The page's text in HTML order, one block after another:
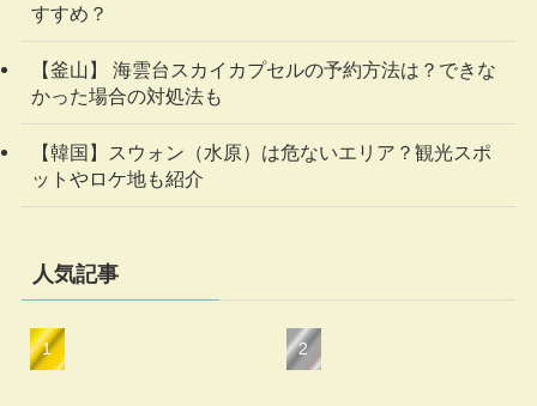
すすめ？
【釜山】 海雲台スカイカプセルの予約方法は？できな
かった場合の対処法も
【韓国】スウォン（水原）は危ないエリア？観光スポ
ットやロケ地も紹介
人気記事